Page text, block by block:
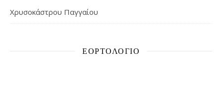
Χρυσοκάστρου Παγγαίου
ΕΟΡΤΟΛΌΓΙΟ